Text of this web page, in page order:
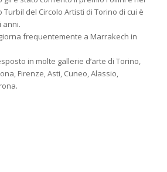
Turbil del Circolo Artisti di Torino di cui è
anni.
frequentemente a Marrakech in
in molte gallerie d’arte di Torino,
Firenze, Asti, Cuneo, Alassio,